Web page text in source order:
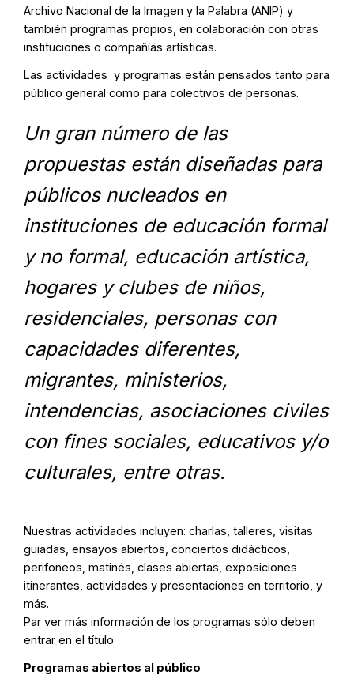
Archivo Nacional de la Imagen y la Palabra (ANIP) y
también programas propios, en colaboración con otras
instituciones o compañías artísticas.
Las actividades y programas están pensados tanto para
público general como para colectivos de personas.
Un gran número de las
propuestas están diseñadas para
públicos nucleados en
instituciones de educación formal
y no formal, educación artística,
hogares y clubes de niños,
residenciales, personas con
capacidades diferentes,
migrantes, ministerios,
intendencias, asociaciones civiles
con fines sociales, educativos y/o
culturales, entre otras.
Nuestras actividades incluyen: charlas, talleres, visitas
guiadas, ensayos abiertos, conciertos didácticos,
perifoneos, matinés, clases abiertas, exposiciones
itinerantes, actividades y presentaciones en territorio, y
más.
Par ver más información de los programas sólo deben
entrar en el título
Programas abiertos al público